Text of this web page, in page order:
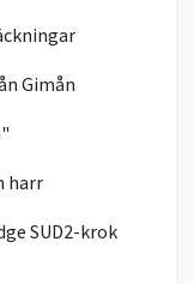
Gimån
harr
SUD2-krok